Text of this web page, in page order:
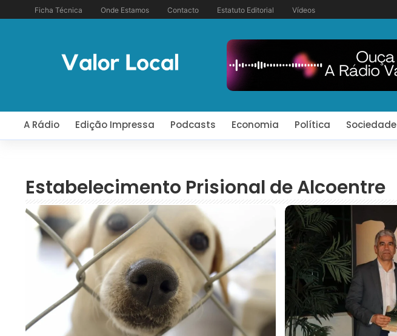
Ficha Técnica Onde Estamos Contacto Estatuto Editorial Vídeos
A Rádio Edição Impressa Podcasts Economia Política Sociedade
Estabelecimento Prisional de Alcoentre